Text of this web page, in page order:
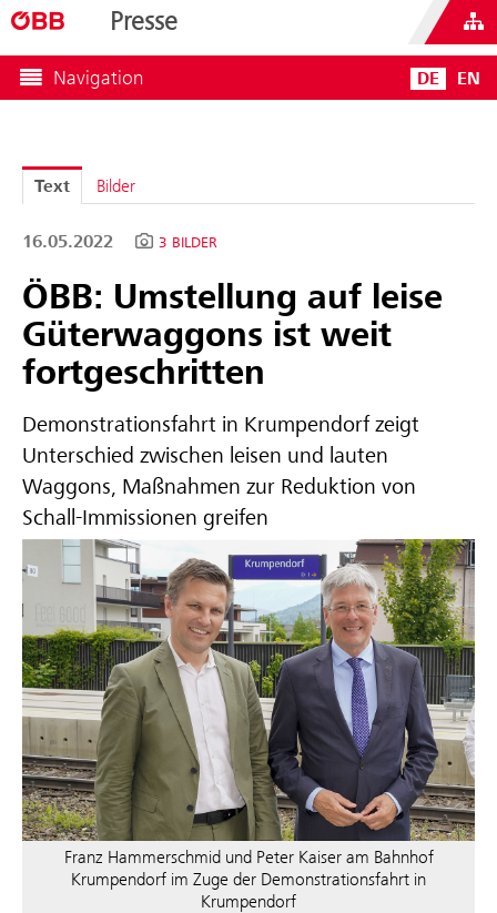
Presse
Navigation DE EN
Text Bilder
16.05.2022 3 BILDER
ÖBB: Umstellung auf leise
Güterwaggons ist weit
fortgeschritten
Demonstrationsfahrt in Krumpendorf zeigt
Unterschied zwischen leisen und lauten
Waggons, Maßnahmen zur Reduktion von
Schall-Immissionen greifen
Franz Hammerschmid und Peter Kaiser am Bahnhof
Krumpendorf im Zuge der Demonstrationsfahrt in
Krumpendorf